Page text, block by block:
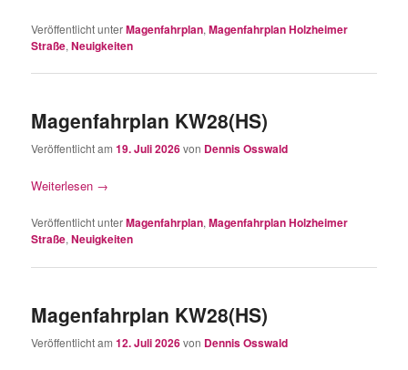
Veröffentlicht unterMagenfahrplan,Magenfahrplan Holzheimer
Straße,Neuigkeiten
Magenfahrplan KW28(HS)
Veröffentlicht am19. Juli 2026von Dennis Osswald
Weiterlesen →
Veröffentlicht unterMagenfahrplan,Magenfahrplan Holzheimer
Straße,Neuigkeiten
Magenfahrplan KW28(HS)
Veröffentlicht am12. Juli 2026von Dennis Osswald